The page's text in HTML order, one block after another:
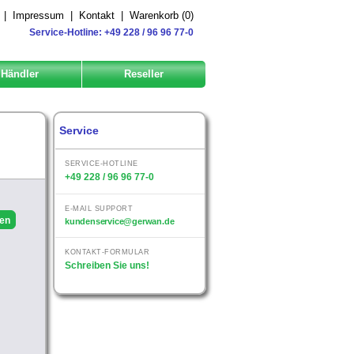
Impressum Kontakt Warenkorb (0)
Service-Hotline: +49 228 / 96 96 77-0
Händler Reseller
Service
SERVICE-HOTLINE
+49 228 / 96 96 77-0
E-MAIL SUPPORT
kundenservice@gerwan.de
KONTAKT-FORMULAR
Schreiben Sie uns!